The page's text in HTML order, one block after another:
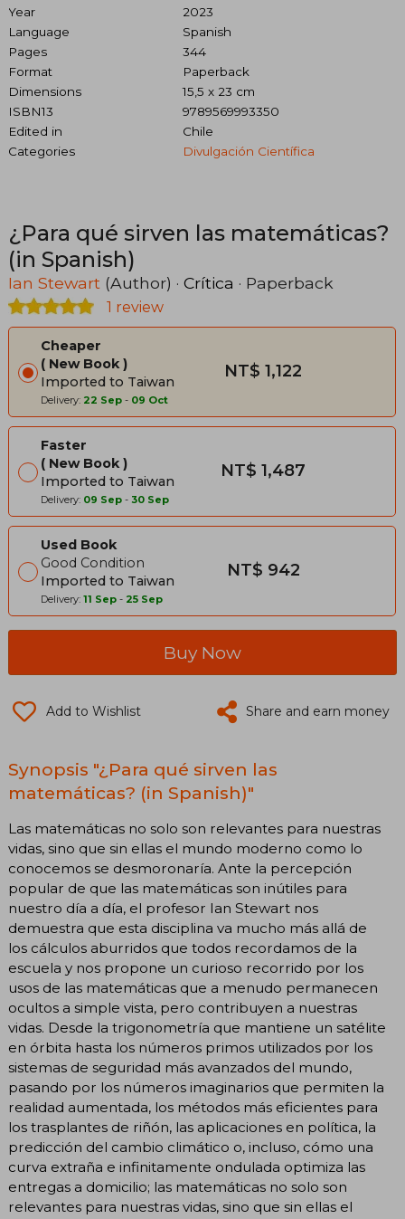
Year
2023
Language
Spanish
Pages
344
Format
Paperback
Dimensions
15,5 x 23 cm
ISBN13
9789569993350
Edited in
Chile
Categories
Divulgación Científica
¿Para qué sirven las matemáticas?
(in Spanish)
Ian Stewart (Author) · Crítica · Paperback
1 review
Cheaper
New Book
Imported to Taiwan
Delivery: 22 Sep - 09 Oct
NT$ 1,122
Faster
New Book
Imported to Taiwan
Delivery: 09 Sep - 30 Sep
NT$ 1,487
Used Book
Good Condition
Imported to Taiwan
Delivery: 11 Sep - 25 Sep
NT$ 942
Buy Now
Add to Wishlist Share and earn money
Synopsis "¿Para qué sirven las
matemáticas? (in Spanish)"
Las matemáticas no solo son relevantes para nuestras
vidas, sino que sin ellas el mundo moderno como lo
conocemos se desmoronaría. Ante la percepción
popular de que las matemáticas son inútiles para
nuestro día a día, el profesor Ian Stewart nos
demuestra que esta disciplina va mucho más allá de
los cálculos aburridos que todos recordamos de la
escuela y nos propone un curioso recorrido por los
usos de las matemáticas que a menudo permanecen
ocultos a simple vista, pero contribuyen a nuestras
vidas. Desde la trigonometría que mantiene un satélite
en órbita hasta los números primos utilizados por los
sistemas de seguridad más avanzados del mundo,
pasando por los números imaginarios que permiten la
realidad aumentada, los métodos más eficientes para
los trasplantes de riñón, las aplicaciones en política, la
predicción del cambio climático o, incluso, cómo una
curva extraña e infinitamente ondulada optimiza las
entregas a domicilio; las matemáticas no solo son
relevantes para nuestras vidas, sino que sin ellas el